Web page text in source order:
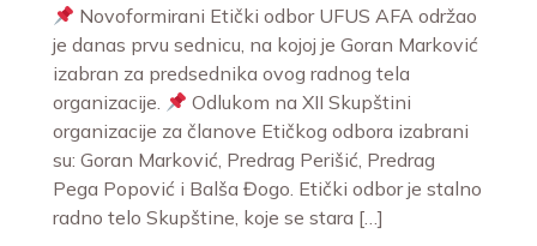
Novoformirani Etički odbor UFUS AFA održao
je danas prvu sednicu, na kojoj je Goran Marković
izabran za predsednika ovog radnog tela
organizacije.
Odlukom na XII Skupštini
organizacije za članove Etičkog odbora izabrani
su: Goran Marković, Predrag Perišić, Predrag
Pega Popović i Balša Đogo. Etički odbor je stalno
radno telo Skupštine, koje se stara […]